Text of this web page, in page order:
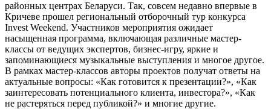
районных центрах Беларуси. Так, совсем недавно впервые в
Кричеве прошел региональный отборочный тур конкурса
Invest Weekend. Участников мероприятия ожидает
насыщенная программа, включающая различные мастер-
классы от ведущих экспертов, бизнес-игру, яркие и
запоминающиеся музыкальные выступления и многое другое.
В рамках мастер-классов авторы проектов получат ответы на
актуальные вопросы: «Как готовится к презентации?», «Как
заинтересовать потенциального клиента, инвестора?», «Как
не растеряться перед публикой?» и многие другие.